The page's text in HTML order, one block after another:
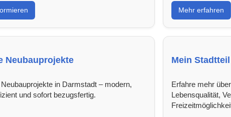
Mehr erfahren
Neubauprojekte
in Darmstadt – modern,
und sofort bezugsfertig.
Mein
Erfahre mehr
Lebensqualität,